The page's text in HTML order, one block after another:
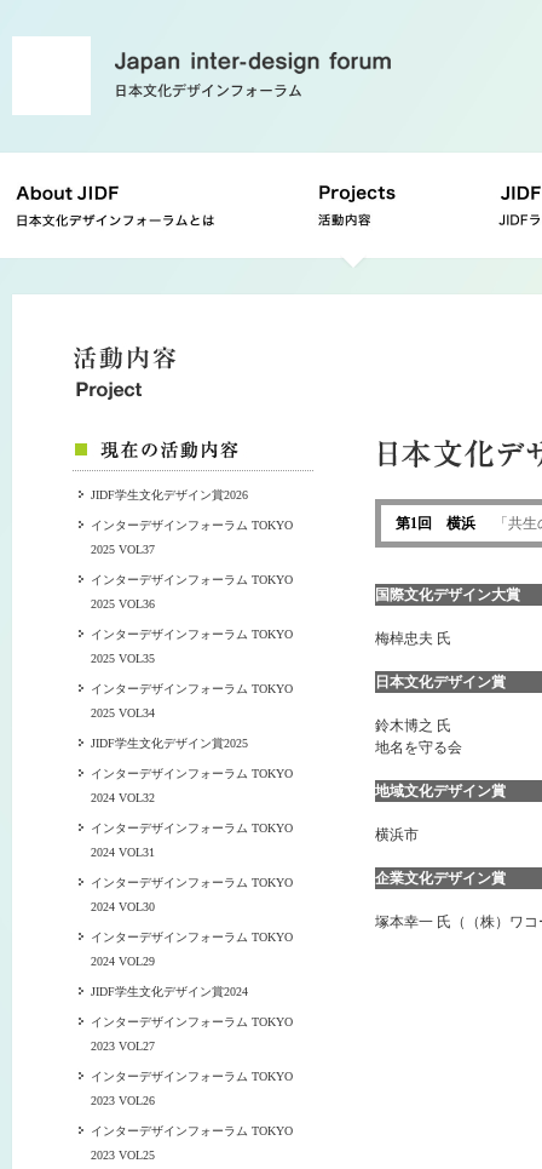
JIDF学生文化デザイン賞2026
インターデザインフォーラム TOKYO
2025 VOL37
インターデザインフォーラム TOKYO
2025 VOL36
インターデザインフォーラム TOKYO
2025 VOL35
インターデザインフォーラム TOKYO
2025 VOL34
JIDF学生文化デザイン賞2025
インターデザインフォーラム TOKYO
2024 VOL32
インターデザインフォーラム TOKYO
2024 VOL31
インターデザインフォーラム TOKYO
2024 VOL30
インターデザインフォーラム TOKYO
2024 VOL29
JIDF学生文化デザイン賞2024
インターデザインフォーラム TOKYO
2023 VOL27
インターデザインフォーラム TOKYO
2023 VOL26
インターデザインフォーラム TOKYO
2023 VOL25
第1回 横浜 「共
国際文化デザイン大賞
梅棹忠夫 氏
日本文化デザイン賞
鈴木博之 氏
地名を守る会
地域文化デザイン賞
横浜市
企業文化デザイン賞
塚本幸一 氏（（株）ワ